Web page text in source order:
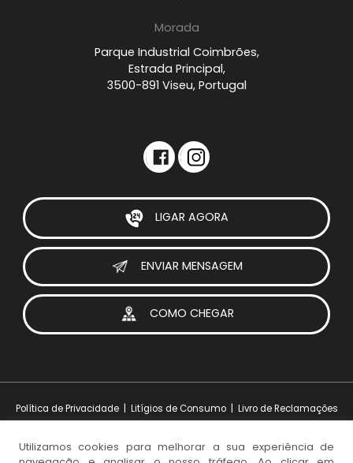
Morada
Parque Industrial Coimbrões,
Estrada Principal,
3500-891 Viseu, Portugal
LIGAR AGORA
ENVIAR MENSAGEM
COMO CHEGAR
Política de Privacidade| Litígios de Consumo| Livro de Reclamações
Utilizamos cookies para melhorar a sua experiência de